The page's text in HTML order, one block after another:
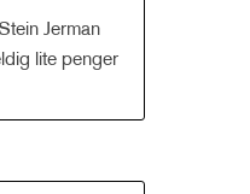
Jerman
lite penger